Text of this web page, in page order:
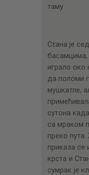
таму.
Стана је
басамцима,
играло око
да поломи
мушкатле,
сутона
са мраком
преко
приказа се
крста и
сумрак је